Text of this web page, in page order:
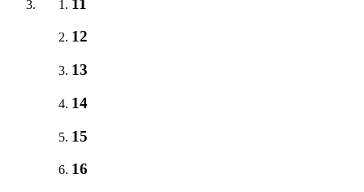
12
13
14
15
16